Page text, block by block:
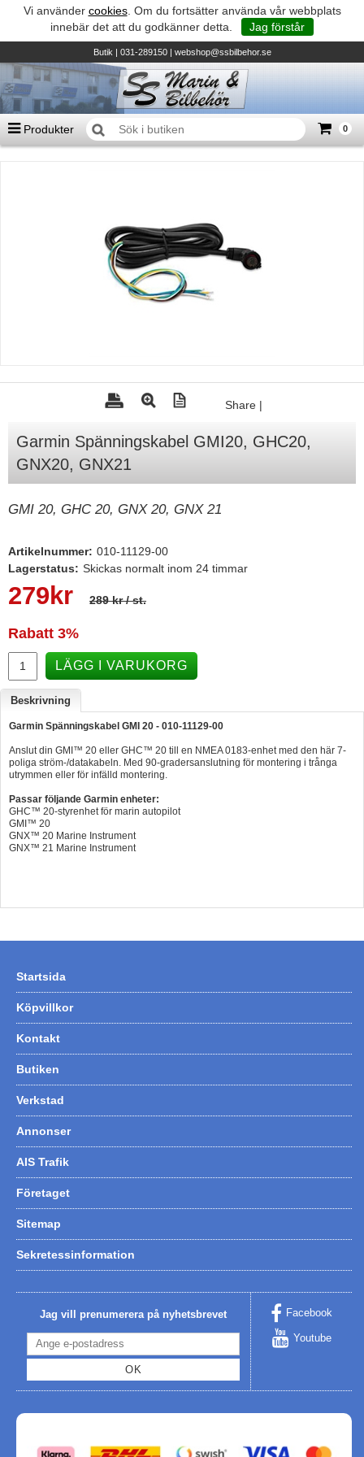
Vi använder cookies. Om du fortsätter använda vår webbplats
innebär det att du godkänner detta.
Jag förstår
Butik| 031-289150 | webshop@ssbilbehor.se
Produkter 0
Suzuki - Utombordare
Suzumar - Gummibåtar
TK Trailer
Volvo Penta Servicedelar
Mercury Servicedelar
Humminbird
Simrad
B&G
Båttillbehör
Hummertina
Varta - Batterier
Victron - Batteriladdare
CTEK - Batteriladdare
Thule - Takboxar
Thule - Lasthållare
LAGERRENSING
Begagnade Motorer & Båtar
Share |
Garmin Spänningskabel GMI20, GHC20,
GNX20, GNX21
GMI 20, GHC 20, GNX 20, GNX 21
Artikelnummer: 010-11129-00
Lagerstatus: Skickas normalt inom 24 timmar
279 kr 289 kr/ st.
Rabatt 3%
LÄGG I VARUKORG
Beskrivning
Garmin Spänningskabel GMI 20 - 010-11129-00
Anslut din GMI™ 20 eller GHC™ 20 till en NMEA 0183-enhet med den här 7-
poliga ström-/datakabeln. Med 90-gradersanslutning för montering i trånga
utrymmen eller för infälld montering.
Passar följande Garmin enheter:
GHC™ 20-styrenhet för marin autopilot
GMI™ 20
GNX™ 20 Marine Instrument
GNX™ 21 Marine Instrument
Startsida
Köpvillkor
Kontakt
Butiken
Verkstad
Annonser
AIS Trafik
Företaget
Sitemap
Sekretessinformation
Jag vill prenumerera på nyhetsbrevet
OK
Facebook
Youtube